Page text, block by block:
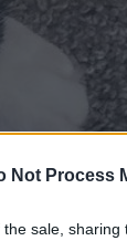
Not Process
sale,